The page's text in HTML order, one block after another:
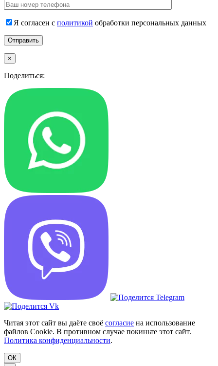
Я согласен с политикой обработки персональных данных
×
Поделиться:
Читая этот сайт вы даёте своё согласие на использование
файлов Cookie. В противном случае покиньте этот сайт.
Политика конфиденциальности.
ОК